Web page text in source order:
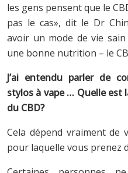
les gens pensent que le
pas le cas», dit le Dr
avoir un mode de vie sain
une bonne nutrition – le
J’ai entendu parler de
stylos à vape … Quelle est
du CBD?
Cela dépend vraiment
pour laquelle vous prenez